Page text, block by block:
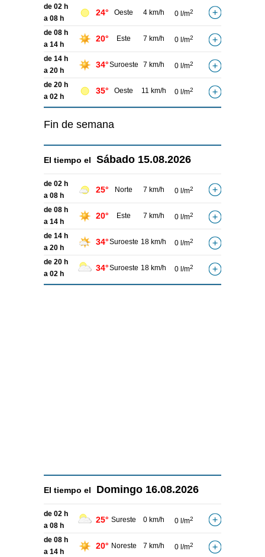
de 02 h
a 08 h
24° Oeste 4 km/h 0 l/m2
de 08 h
a 14 h
20° Este 7 km/h 0 l/m2
de 14 h
a 20 h
34°Suroeste 7 km/h 0 l/m2
de 20 h
a 02 h
35° Oeste 11 km/h 0 l/m2
Fin de semana
El tiempo el Sábado 15.08.2026
de 02 h
a 08 h
25° Norte 7 km/h 0 l/m2
de 08 h
a 14 h
20° Este 7 km/h 0 l/m2
de 14 h
a 20 h
34°Suroeste 18 km/h 0 l/m2
de 20 h
a 02 h
34°Suroeste 18 km/h 0 l/m2
El tiempo el Domingo 16.08.2026
de 02 h
a 08 h
25° Sureste 0 km/h 0 l/m2
de 08 h
a 14 h
20° Noreste 7 km/h 0 l/m2